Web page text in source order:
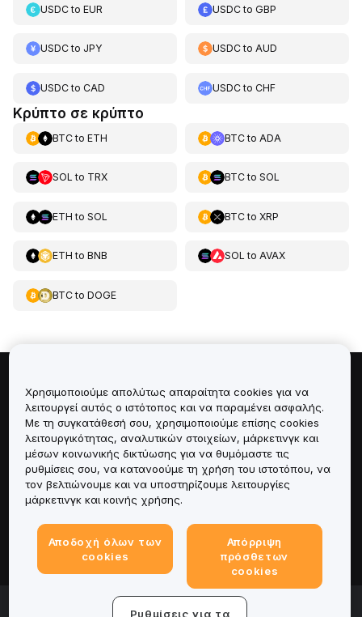
USDCto EUR USDCtoGBP
USDCto JPY USDCtoAUD
USDCto CAD USDCtoCHF
Κρύπτο σε κρύπτο
BTCto ETH BTCto ADA
SOL to TRX BTCto SOL
ETH to SOL BTCto XRP
ETH to BNB SOL to AVAX
BTCto DOGE
Πληροφορίες για
Υπηρεσίες
Υποστήριξη
Προϊόντα
Νομικά
© 2025-2026 Bybit.eu. All rights reserved.
Χρησιμοποιούμε απολύτως απαραίτητα cookies για να
λειτουργεί αυτός ο ιστότοπος και να παραμένει ασφαλής.
Με τη συγκατάθεσή σου, χρησιμοποιούμε επίσης cookies
λειτουργικότητας, αναλυτικών στοιχείων, μάρκετινγκ και
μέσων κοινωνικής δικτύωσης για να θυμόμαστε τις
ρυθμίσεις σου, να κατανοούμε τη χρήση του ιστοτόπου, να
τον βελτιώνουμε και να υποστηρίζουμε λειτουργίες
μάρκετινγκ και κοινής χρήσης.
Αποδοχή όλων των
cookies
Απόρριψη
πρόσθετων
cookies
Ρυθμίσεις για τα